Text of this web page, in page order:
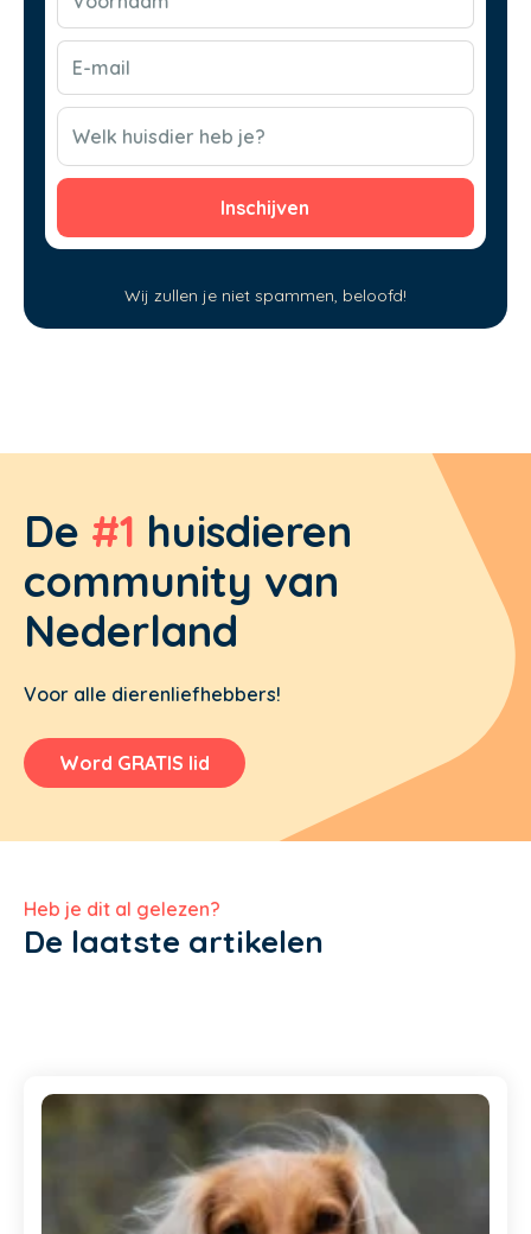
E-
mail
(Vereist)
CAPTCHA
Welk huisdier heb je?
Wij zullen je niet spammen, beloofd!
De #1 huisdieren
community van
Nederland
Voor alle dierenliefhebbers!
Word GRATIS lid
Heb je dit al gelezen?
De laatste artikelen